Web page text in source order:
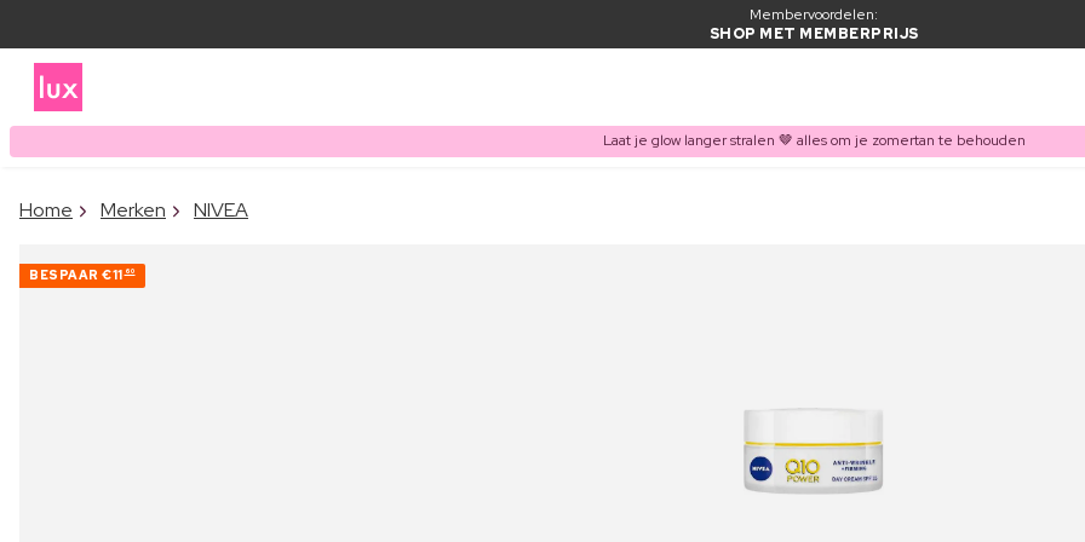
Membervoordelen:
SHOP MET MEMBERPRIJS
Laat je glow langer stralen 🤎 alles om je zomertan te behouden
Home Merken NIVEA
BESPAAR €11 60